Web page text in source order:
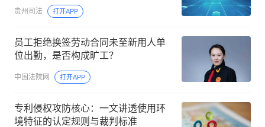
贵州司法 打开APP
员工拒绝换签劳动合同未至新用人单
位出勤，是否构成旷工？
中国法院网 打开APP
专利侵权攻防核心：一文讲透使用环
境特征的认定规则与裁判标准